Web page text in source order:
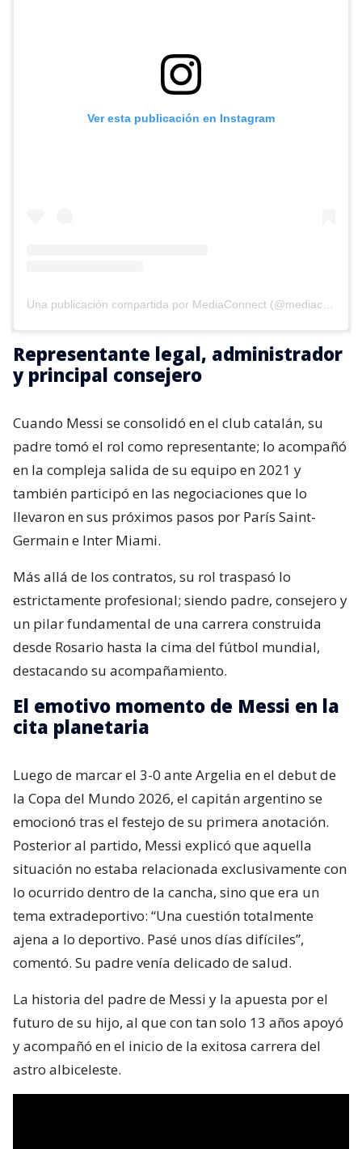
Ver esta publicación en Instagram
Representante legal, administrador
y principal consejero
Cuando Messi se consolidó en el club catalán, su
padre tomó el rol como representante; lo acompañó
en la compleja salida de su equipo en 2021 y
también participó en las negociaciones que lo
llevaron en sus próximos pasos por París Saint-
Germain e Inter Miami.
Más allá de los contratos, su rol traspasó lo
estrictamente profesional; siendo padre, consejero y
un pilar fundamental de una carrera construida
desde Rosario hasta la cima del fútbol mundial,
destacando su acompañamiento.
El emotivo momento de Messi en la
cita planetaria
Luego de marcar el 3-0 ante Argelia en el debut de
la Copa del Mundo 2026, el capitán argentino se
emocionó tras el festejo de su primera anotación.
Posterior al partido, Messi explicó que aquella
situación no estaba relacionada exclusivamente con
lo ocurrido dentro de la cancha, sino que era un
tema extradeportivo: “Una cuestión totalmente
ajena a lo deportivo. Pasé unos días difíciles”,
comentó. Su padre venía delicado de salud.
La historia del padre de Messi y la apuesta por el
futuro de su hijo, al que con tan solo 13 años apoyó
y acompañó en el inicio de la exitosa carrera del
astro albiceleste.